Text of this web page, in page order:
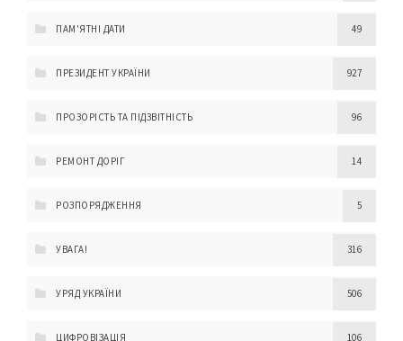
ПАМ'ЯТНІ ДАТИ 49
ПРЕЗИДЕНТ УКРАЇНИ 927
ПРОЗОРІСТЬ ТА ПІДЗВІТНІСТЬ 96
РЕМОНТ ДОРІГ 14
РОЗПОРЯДЖЕННЯ 5
УВАГА! 316
УРЯД УКРАЇНИ 506
ЦИФРОВІЗАЦІЯ 106